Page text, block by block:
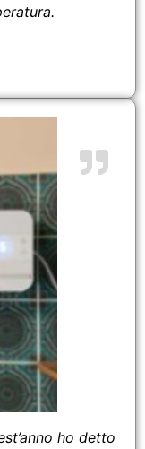
ho detto